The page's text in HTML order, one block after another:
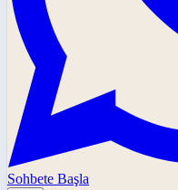
Sohbete Başla